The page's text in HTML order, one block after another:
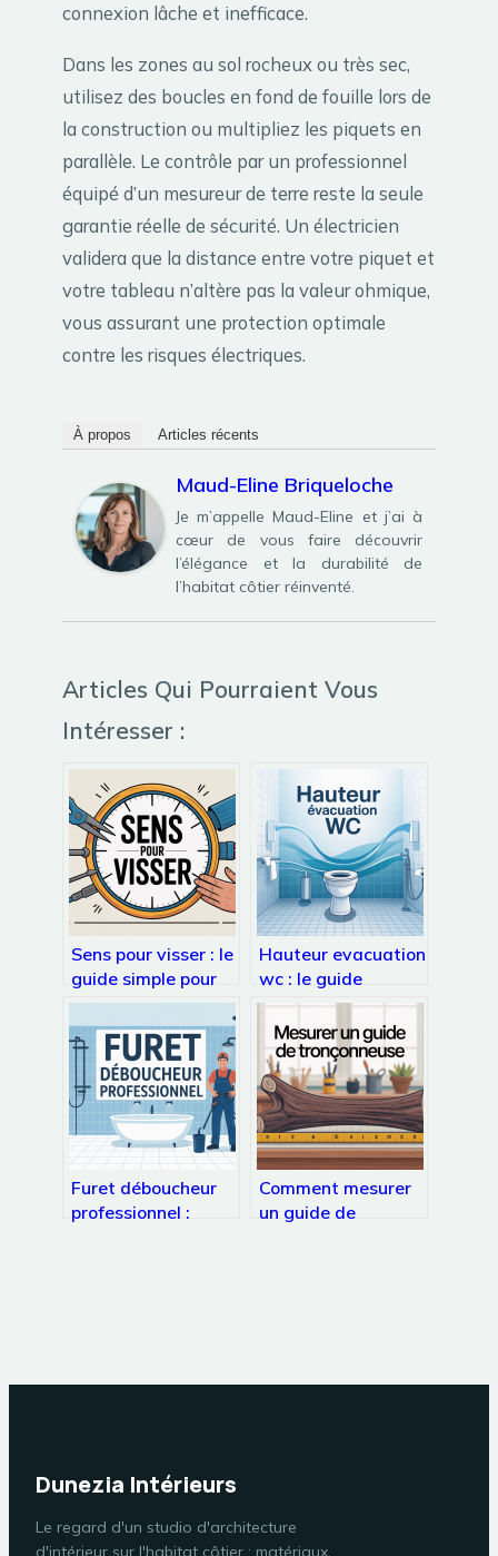
connexion lâche et inefficace.
Dans les zones au sol rocheux ou très sec,
utilisez des boucles en fond de fouille lors de
la construction ou multipliez les piquets en
parallèle. Le contrôle par un professionnel
équipé d’un mesureur de terre reste la seule
garantie réelle de sécurité. Un électricien
validera que la distance entre votre piquet et
votre tableau n’altère pas la valeur ohmique,
vous assurant une protection optimale
contre les risques électriques.
À propos Articles récents
Maud-Eline Briqueloche
Je m’appelle Maud-Eline et j’ai à
cœur de vous faire découvrir
l’élégance et la durabilité de
l’habitat côtier réinventé.
Articles Qui Pourraient Vous
Intéresser :
Sens pour visser : le
guide simple pour
ne plus jamais se
tromper
Hauteur evacuation
wc : le guide
pratique pour
respecter les
normes
Furet déboucheur
professionnel :
Comment mesurer
un guide de
Dunezia Intérieurs
Le regard d'un studio d'architecture
d'intérieur sur l'habitat côtier : matériaux,